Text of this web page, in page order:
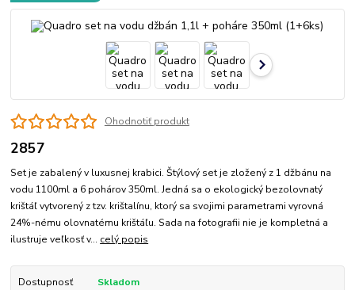
Ohodnotiť produkt
2857
Set je zabalený v luxusnej krabici. Štýlový set je zložený z 1 džbánu na
vodu 1100ml a 6 pohárov 350ml. Jedná sa o ekologický bezolovnatý
krištáľ vytvorený z tzv. krištalínu, ktorý sa svojimi parametrami vyrovná
24%-nému olovnatému krištáľu. Sada na fotografii nie je kompletná a
ilustruje veľkosť v... celý popis
Dostupnosť Skladom